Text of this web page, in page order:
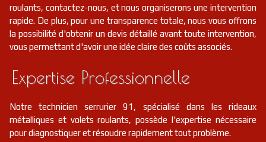
roulants, contactez-nous, et nous organiserons une intervention
rapide. De plus, pour une transparence totale, nous vous offrons
la possibilité d'obtenir un devis détaillé avant toute intervention,
vous permettant d'avoir une idée claire des coûts associés.
Expertise Professionnelle
Notre technicien serrurier 91, spécialisé dans les rideaux
métalliques et volets roulants, possède l'expertise nécessaire
pour diagnostiquer et résoudre rapidement tout problème.